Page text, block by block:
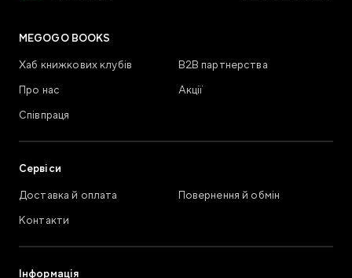
MEGOGO BOOKS
Хаб книжкових клубів
В2В партнерства
Про нас
Акції
Співпраця
Сервіси
Доставка й оплата
Повернення й обмін
Контакти
Інформація